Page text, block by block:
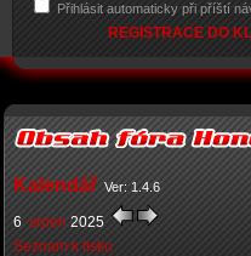
Přihlásit automaticky při příští
REGISTRACE DO
Kalendář Ver: 1.4.6
6 srpen 2025
Seznam k tisku